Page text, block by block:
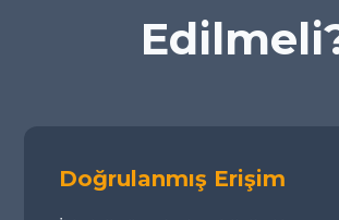
Doğrulanmış Erişim